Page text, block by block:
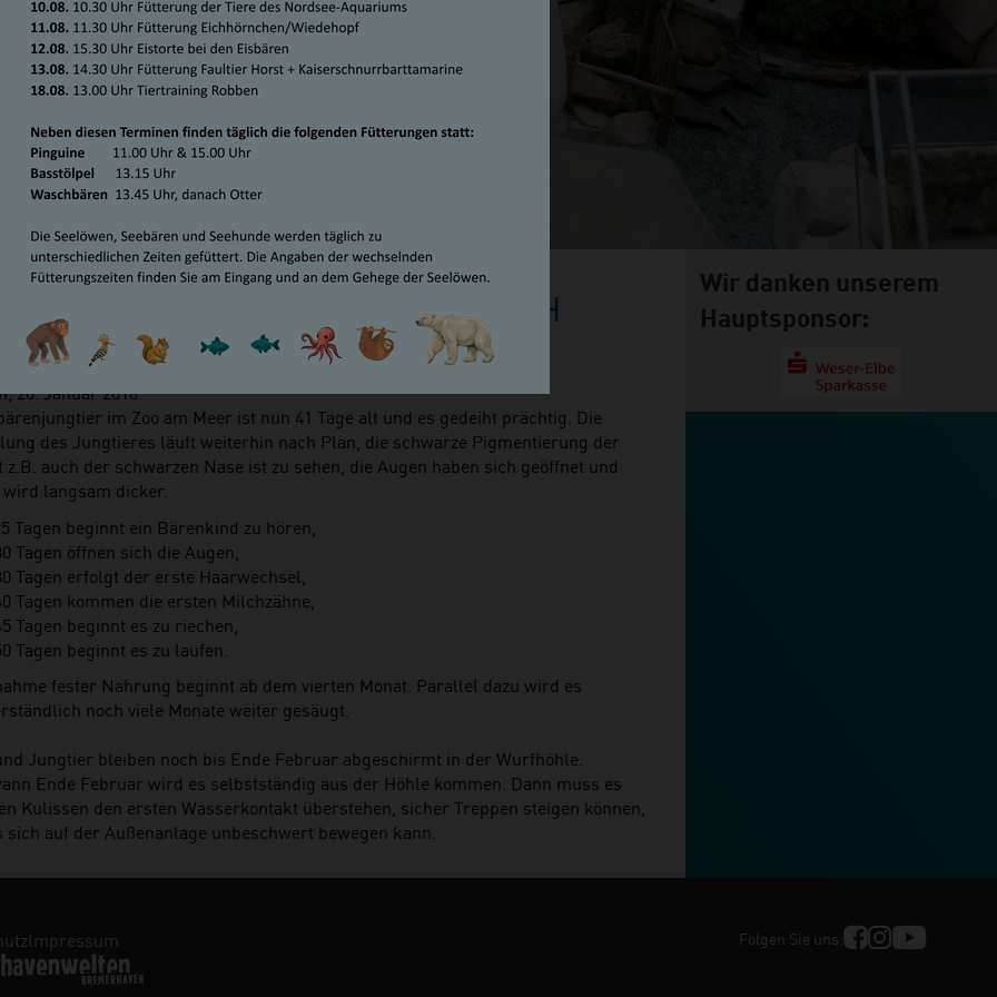
ENTWICKELT SICH
20. Januar 2016
im Zoo am Meer ist nun 41 Tage alt und es gedeiht prächtig. Die
des Jungtieres läuft weiterhin nach Plan, die schwarze Pigmentierung der
z.B. auch der schwarzen Nase ist zu sehen, die Augen haben sich geöffnet und
langsam dicker.
Tagen beginnt ein Bärenkind zu hören,
Tagen öffnen sich die Augen,
Tagen erfolgt der erste Haarwechsel,
Tagen kommen die ersten Milchzähne,
Tagen beginnt es zu riechen,
Tagen beginnt es zu laufen.
fester Nahrung beginnt ab dem vierten Monat. Parallel dazu wird es
noch viele Monate weiter gesäugt.
Jungtier bleiben noch bis Ende Februar abgeschirmt in der Wurfhöhle.
Ende Februar wird es selbstständig aus der Höhle kommen. Dann muss es
Kulissen den ersten Wasserkontakt überstehen, sicher Treppen steigen können,
sich auf der Außenanlage unbeschwert bewegen kann.
Wir danken unserem
Hauptsponsor:
Impressum Folgen Sie uns: